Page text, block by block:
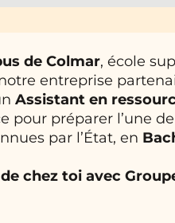
de Colmar, école
entreprise
Assistant en
pour préparer l’une
par l’État, en
chez toi avec